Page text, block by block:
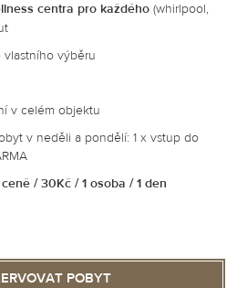
centra pro každého (whirlpool,
vlastního výběru
v celém objektu
v neděli a pondělí: 1 x vstup do
/ 30Kč / 1 osoba / 1 den
POBYT